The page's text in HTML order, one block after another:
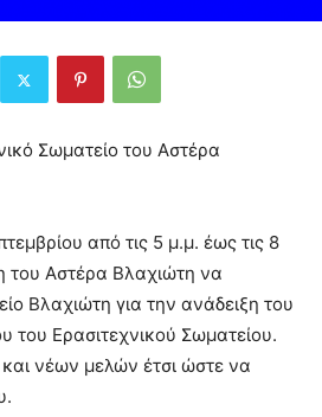
Σωματείο του Αστέρα
από τις 5 μ.μ. έως τις 8
του Αστέρα Βλαχιώτη να
Βλαχιώτη για την ανάδειξη του
του Ερασιτεχνικού Σωματείου.
νέων μελών έτσι ώστε να